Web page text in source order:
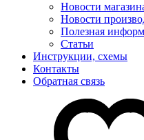
Новости
Новости
Полезная
Статьи
Инструкции, схемы
Контакты
Обратная связь